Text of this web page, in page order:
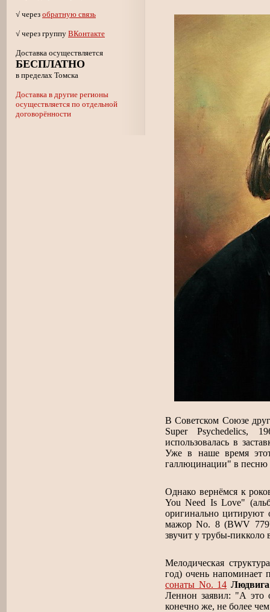
√ через обратную связь
√ через группу ВКонтакте
Доставка осуществляется
БЕСПЛАТНО
в пределах Томска
Доставка в другие регионы
осуществляется по отдельной
договорённости
В Советском Союзе
Super Psychedelics,
использовалась в
Уже в наше время
галлюцинации" в песню
Однако вернёмся к
You Need Is Love"
оригинально цитируют
мажор No. 8 (BWV
звучит у трубы-пикколо
Мелодическая
год) очень напоминает
сонаты No. 14
Леннон заявил: "А это
конечно же, не более